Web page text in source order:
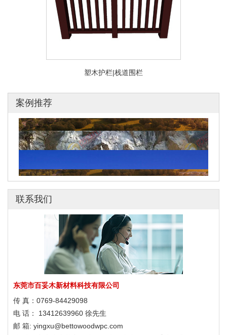
塑木护栏|栈道围栏
案例推荐
2022年冬奥会滑雪场馆
广西弄拉廊架与栈道
2022年冬奥会滑雪场馆
响堂山4A级风景区塑木应用
广西弄拉廊架与栈道
2022年冬奥会滑雪场馆
响堂山4A级风景区塑木应用
联系我们
东莞市百妥木新材料科技有限公司
传 真：0769-84429098
电 话： 13412639960 徐先生
邮 箱: yingxu@bettowoodwpc.com